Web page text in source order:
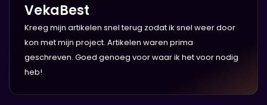
VekaBest
Kreeg mijn artikelen snel terug zodat ik snel weer door
kon met mijn project. Artikelen waren prima
geschreven. Goed genoeg voor waar ik het voor nodig
heb!